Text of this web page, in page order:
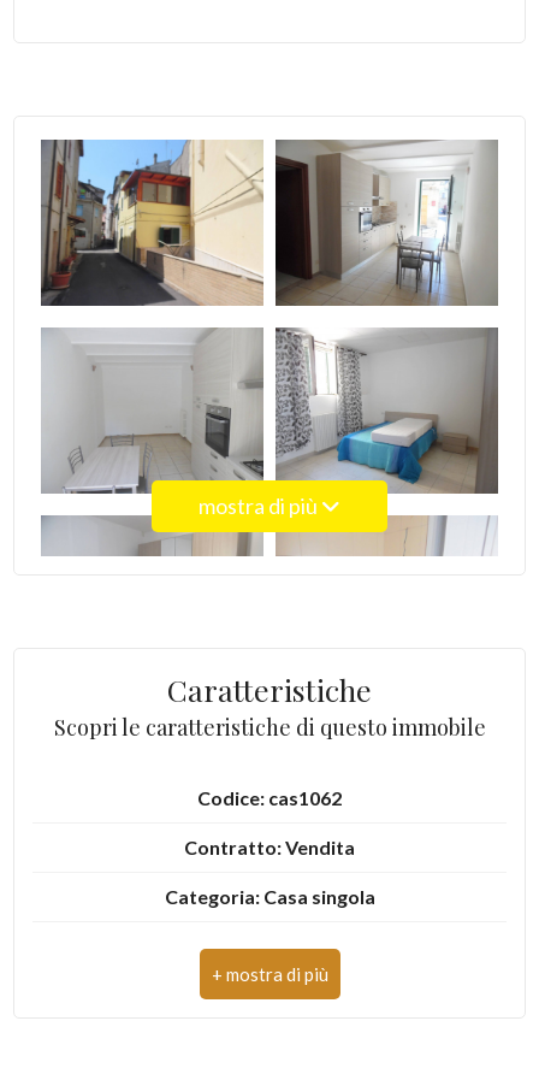
mostra di più
Caratteristiche
Scopri le caratteristiche di questo immobile
Codice: cas1062
Contratto: Vendita
Categoria: Casa singola
Indirizzo: Vittorio Emanuele
Comune: Spinetoli
5+
Bagni
minimi
Qualsiasi
2
5